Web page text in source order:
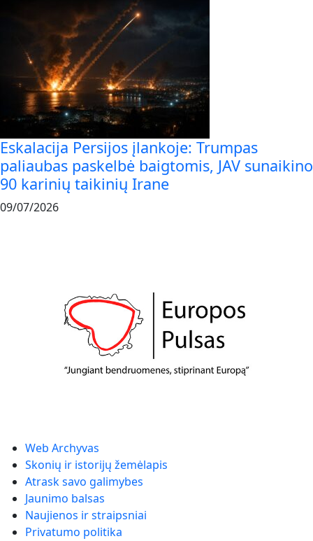
Eskalacija Persijos įlankoje: Trumpas
paliaubas paskelbė baigtomis, JAV sunaikino
90 karinių taikinių Irane
09/07/2026
Web Archyvas
Skonių ir istorijų žemėlapis
Atrask savo galimybes
Jaunimo balsas
Naujienos ir straipsniai
Privatumo politika